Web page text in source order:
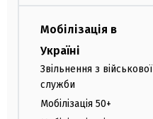
Мобілізація в
Україні
Звільнення з військової
служби
Мобілізація 50+